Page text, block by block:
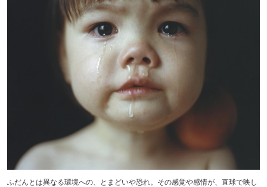
ふだんとは異なる環境への、とまどいや恐れ。その感覚や感情が、直球で映し